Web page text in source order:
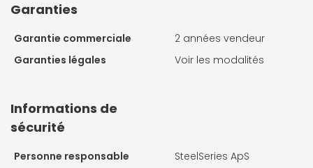
Garanties
Garantie commerciale
2 années vendeur
Garanties légales
Voir les modalités
Informations de
sécurité
Personne responsable
SteelSeries ApS